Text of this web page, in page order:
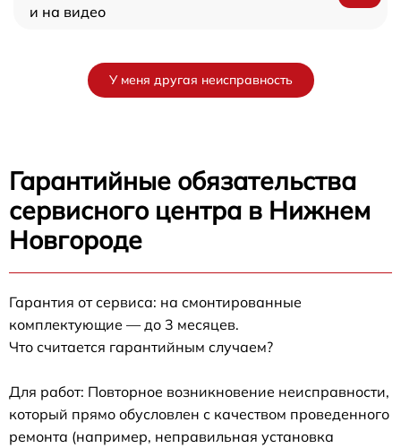
и на видео
У меня другая неисправность
Гарантийные обязательства
сервисного центра в Нижнем
Новгороде
Гарантия от сервиса: на смонтированные
комплектующие — до 3 месяцев.
Что считается гарантийным случаем?
Для работ: Повторное возникновение неисправности,
который прямо обусловлен с качеством проведенного
ремонта (например, неправильная установка